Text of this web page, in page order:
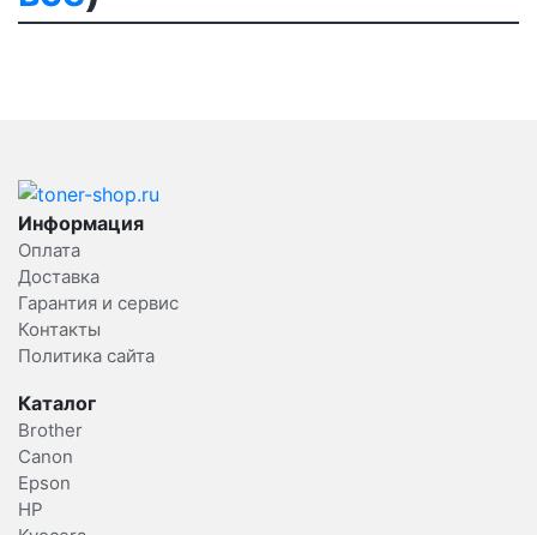
Информация
Оплата
Доставка
Гарантия и сервис
Контакты
Политика сайта
Каталог
Brother
Canon
Epson
HP